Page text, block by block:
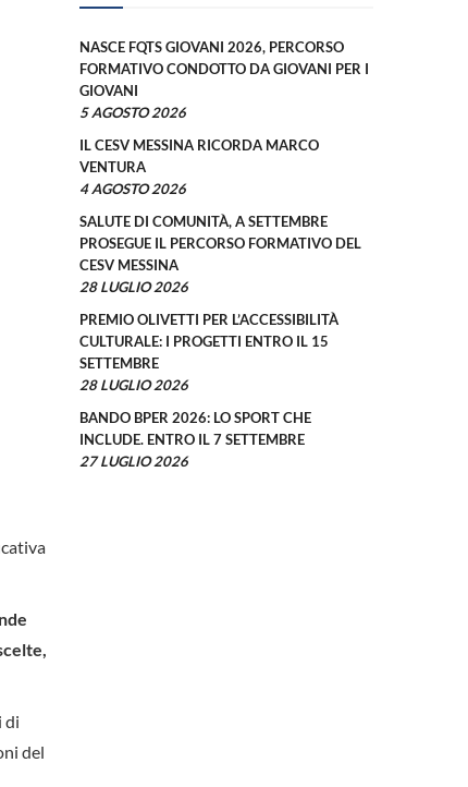
di
del
NASCE FQTS GIOVANI 2026, PERCORSO
FORMATIVO CONDOTTO DA GIOVANI PER I
GIOVANI
5 AGOSTO 2026
IL CESV MESSINA RICORDA MARCO
VENTURA
4 AGOSTO 2026
SALUTE DI COMUNITÀ, A SETTEMBRE
PROSEGUE IL PERCORSO FORMATIVO DEL
CESV MESSINA
28 LUGLIO 2026
PREMIO OLIVETTI PER L’ACCESSIBILITÀ
CULTURALE: I PROGETTI ENTRO IL 15
SETTEMBRE
28 LUGLIO 2026
BANDO BPER 2026: LO SPORT CHE
INCLUDE. ENTRO IL 7 SETTEMBRE
27 LUGLIO 2026